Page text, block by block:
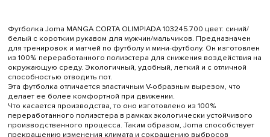
Футболка Joma MANGA CORTA OLIMPIADA 103245.700 цвет: синий/
белый с коротким рукавом для мужчин/мальчиков. Предназначен
для тренировок и матчей по футболу и мини-футболу. Он изготовлен
из 100% переработанного полиэстера для снижения воздействия на
окружающую среду. Экологичный, удобный, легкий и с отличной
способностью отводить пот.
Эта футболка отличается эластичным V-образным вырезом, что
делает ее более комфортной при движении.
Что касается производства, то оно изготовлено из 100%
переработанного полиэстера в рамках экологически устойчивого
производственного процесса. Таким образом, Joma способствует
прекращению изменения климата и сокращению выбросов